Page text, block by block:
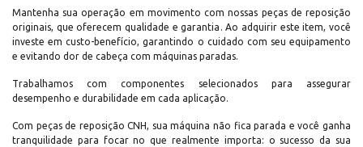
Mantenha sua operação em movimento com nossas peças de reposição
originais, que oferecem qualidade e garantia. Ao adquirir este item, você
investe em custo-benefício, garantindo o cuidado com seu equipamento
e evitando dor de cabeça com máquinas paradas.
Trabalhamos com componentes selecionados para assegurar
desempenho e durabilidade em cada aplicação.
Com peças de reposição CNH, sua máquina não fica parada e você ganha
tranquilidade para focar no que realmente importa: o sucesso da sua